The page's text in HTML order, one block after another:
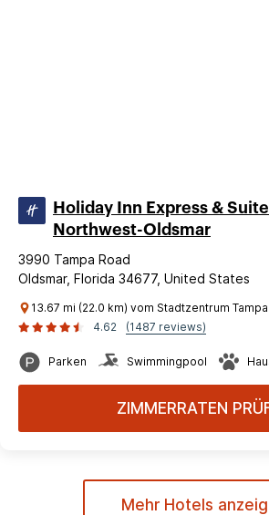
Holiday Inn Express &
Northwest-Oldsmar
3990 Tampa Road
Oldsmar, Florida 34677, United States
13.67 mi (22.0 km) vom Stadtzentrum Tampa
4.62
(1487 reviews)
Parken Swimmingpool
ZIMMERRATEN
Mehr Hotels